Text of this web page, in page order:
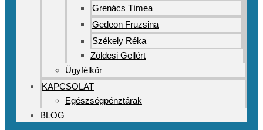
Grenács Tímea
Gedeon Fruzsina
Székely Réka
Zöldesi Gellért
Ügyfélkör
KAPCSOLAT
Egészségpénztárak
BLOG